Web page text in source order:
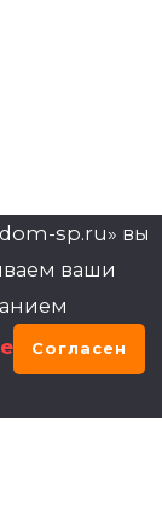
sp.ru» вы
ваши
Согласен